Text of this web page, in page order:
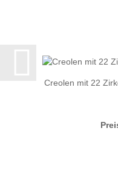
Creolen mit 22